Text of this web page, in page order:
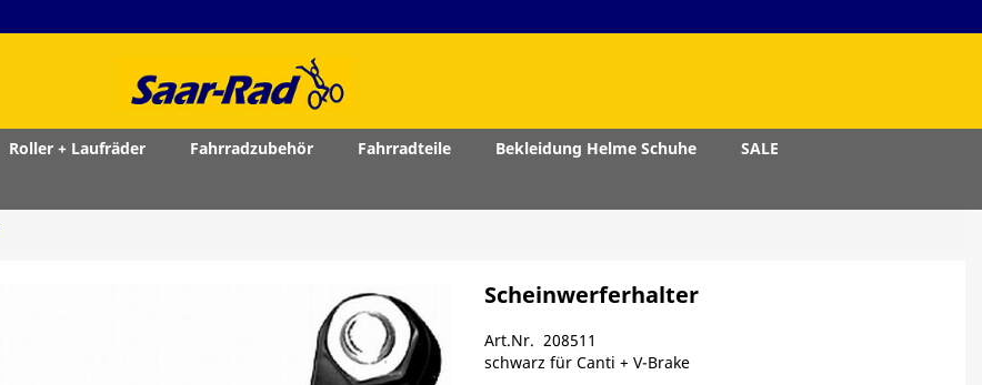
Roller + Laufräder Fahrradzubehör Fahrradteile Bekleidung Helme Schuhe
SALE
Scheinwerferhalter
Art.Nr. 208511
schwarz für Canti + V-Brake